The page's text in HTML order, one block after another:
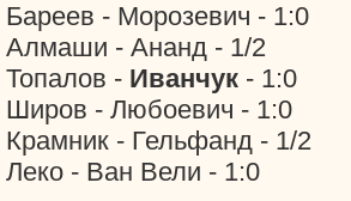
Бареев - Морозевич - 1:0
Алмаши - Ананд - 1/2
Топалов - Иванчук - 1:0
Широв - Любоевич - 1:0
Крамник - Гельфанд - 1/2
Леко - Ван Вели - 1:0